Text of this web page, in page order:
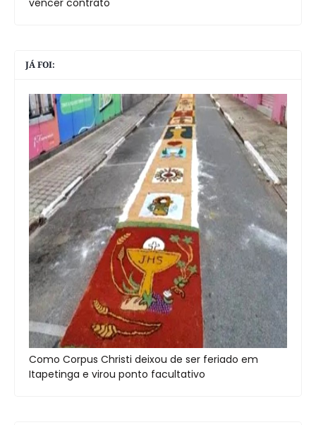
JÁ FOI:
Como Corpus Christi deixou de ser feriado em
Itapetinga e virou ponto facultativo